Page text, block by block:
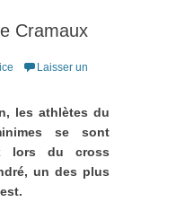
Cramaux
Laisser un
les athlètes du
se sont
lors du cross
un des plus